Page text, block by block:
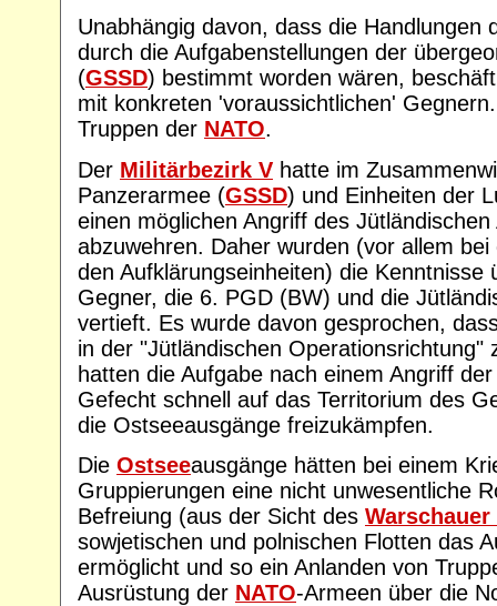
Unabhängig davon, dass die Handlungen
durch die Aufgabenstellungen der
(GSSD) bestimmt worden wären,
mit konkreten 'voraussichtlichen'
Truppen der NATO.
Der Militärbezirk V hatte im
Panzerarmee (GSSD) und Einheiten der
einen möglichen Angriff des
abzuwehren. Daher wurden (vor allem
den Aufklärungseinheiten) die Kenntnisse
Gegner, die 6. PGD (BW) und die
vertieft. Es wurde davon gesprochen,
in der "Jütländischen Operationsrichtung"
hatten die Aufgabe nach einem Angriff
Gefecht schnell auf das Territorium des
die Ostseeausgänge freizukämpfen.
Die Ostseeausgänge hätten bei einem
Gruppierungen eine nicht unwesentliche
Befreiung (aus der Sicht des Warschauer
sowjetischen und polnischen Flotten das
ermöglicht und so ein Anlanden von
Ausrüstung der NATO-Armeen über die